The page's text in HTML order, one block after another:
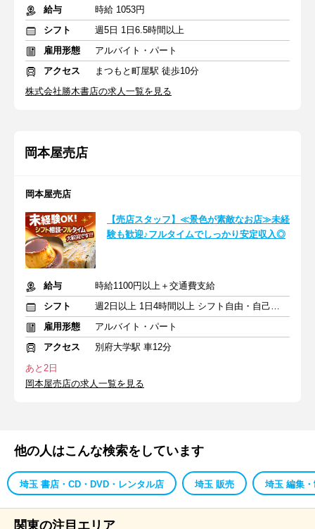
給与
時給 1053円
シフト
週5日 1日6.5時間以上
雇用形態
アルバイト・パート
アクセス
まつもと町屋駅 徒歩10分
株式会社勝木書店の求人一覧を見る
岡本屋売店
岡本屋売店
【売店スタッフ】≪景色が素敵なお店≫未経
験も歓迎♪フルタイムでしっかり安定収入◎
給与
時給1100円以上＋交通費支給
シフト
週2日以上 1日4時間以上 シフト自由・自己申告
雇用形態
アルバイト・パート
アクセス
別府大学駅 車12分
あと2日
岡本屋売店の求人一覧を見る
他の人はこんな検索をしています
埼玉 書店・CD・DVD・レンタル店 埼玉 販売 埼玉 編集
関東の注目エリア